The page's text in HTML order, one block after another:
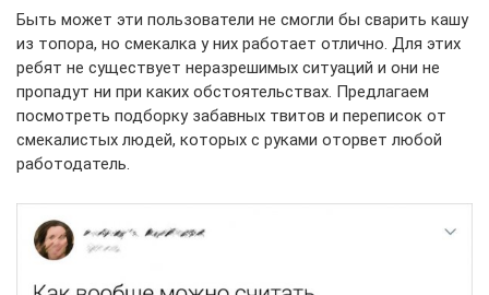
Быть может эти пользователи не смогли бы сварить кашу
из топора, но смекалка у них работает отлично. Для этих
ребят не существует неразрешимых ситуаций и они не
пропадут ни при каких обстоятельствах. Предлагаем
посмотреть подборку забавных твитов и переписок от
смекалистых людей, которых с руками оторвет любой
работодатель.